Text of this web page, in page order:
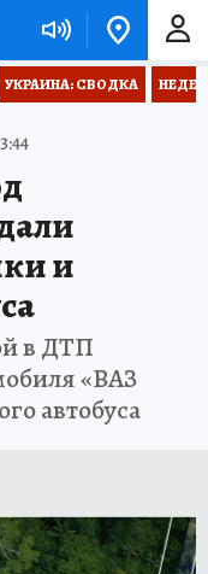
УКРАИНА: СВОДКА
и
в ДТП
«ВАЗ
автобуса